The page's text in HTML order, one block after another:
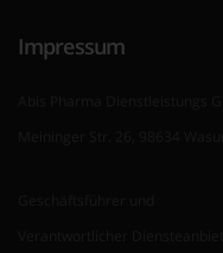
Impressum